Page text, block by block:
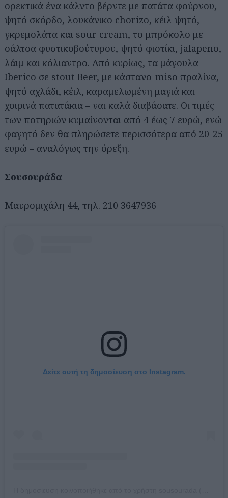
ορεκτικά ένα κάλντο βέρντε με πατάτα φούρνου,
ψητό σκόρδο, λουκάνικο chorizo, κέιλ ψητό,
γκρεμολάτα και sour cream, το μπρόκολο με
σάλτσα φυστικοβούτυρου, ψητό φιστίκι, jalapeno,
λάιμ και κόλιαντρο. Από κυρίως, τα μάγουλα
Iberico σε stout Beer, με κάστανο-miso πραλίνα,
ψητό αχλάδι, κέιλ, καραμελωμένη μαγιά και
χοιρινά πατατάκια – ναι καλά διαβάσατε. Οι τιμές
των ποτηριών κυμαίνονται από 4 έως 7 ευρώ, ενώ
φαγητό δεν θα πληρώσετε περισσότερα από 20-25
ευρώ – αναλόγως την όρεξη.
Σουσουράδα
Μαυρομιχάλη 44, τηλ. 210 3647936
Δείτε αυτή τη δημοσίευση στο Instagram.